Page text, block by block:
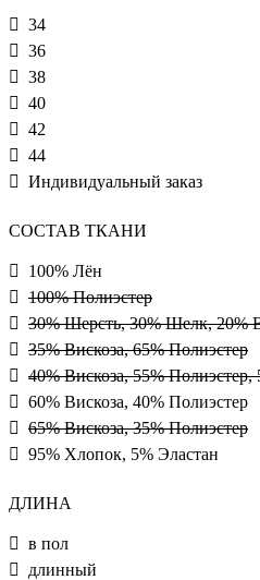
34
36
38
40
42
44
Индивидуальный заказ
СОСТАВ ТКАНИ
100% Лён
100% Полиэстер
30% Шерсть, 30% Шелк, 20%
35% Вискоза, 65% Полиэстер
40% Вискоза, 55% Полиэстер,
60% Вискоза, 40% Полиэстер
65% Вискоза, 35% Полиэстер
95% Хлопок, 5% Эластан
ДЛИНА
в пол
длинный